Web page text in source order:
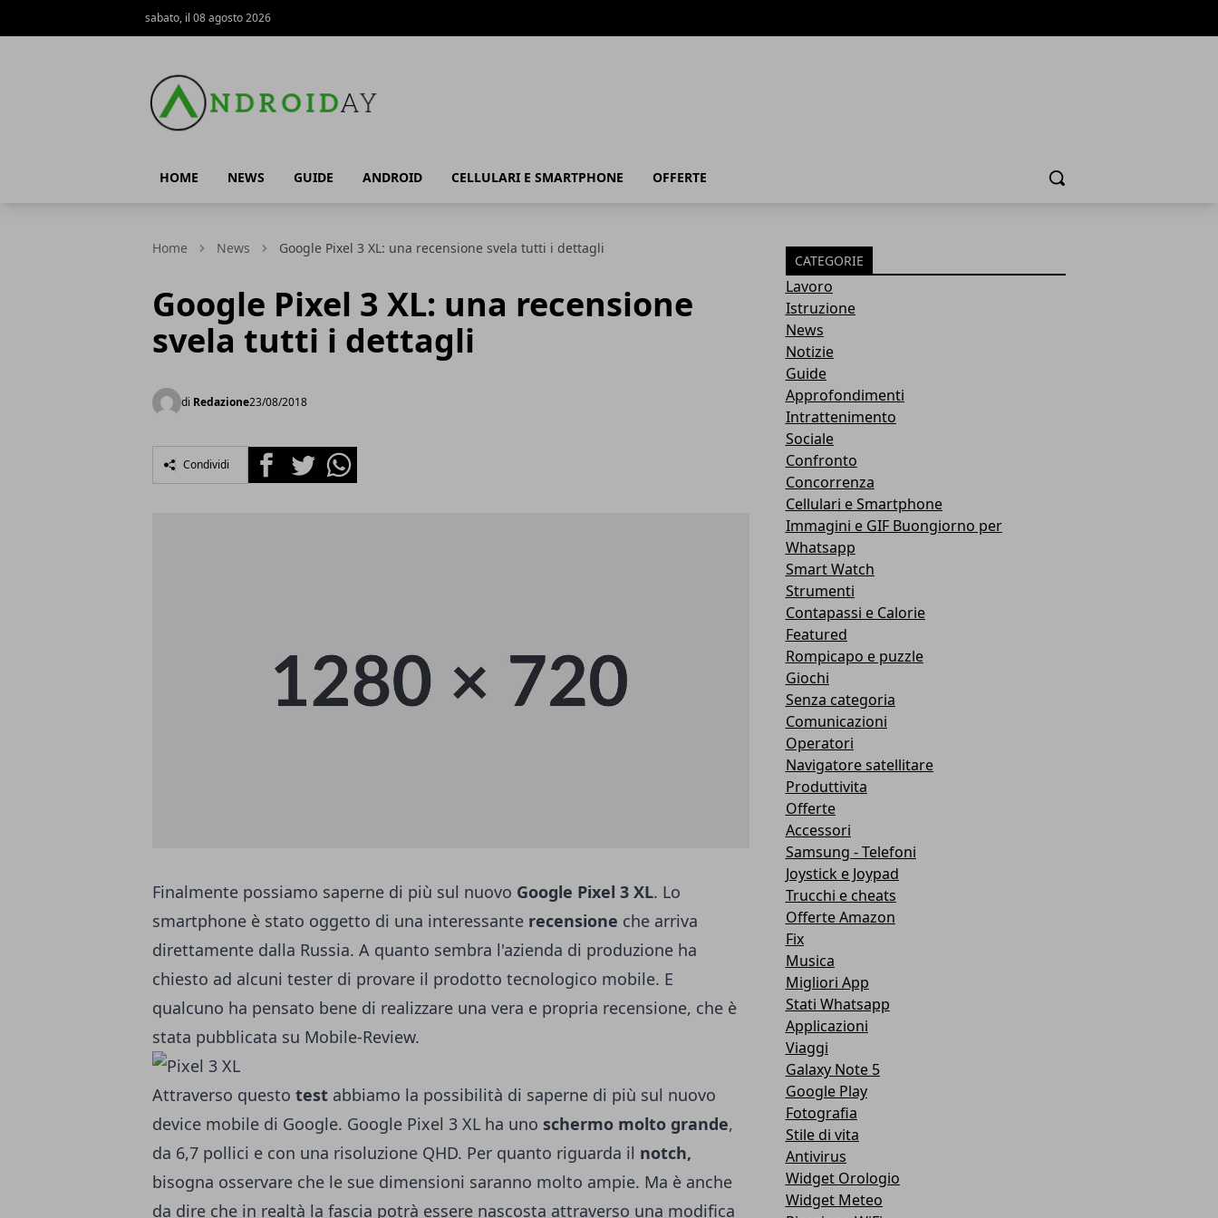
sabato, il 08 agosto 2026
HOME NEWS GUIDE ANDROID CELLULARI E SMARTPHONE OFFERTE Cerca
Home News Google Pixel 3 XL: una recensione svela tutti i dettagli
Google Pixel 3 XL: una recensione
svela tutti i dettagli
di Redazione23/08/2018
Condividi FacebookTwitterWhatsapp
Finalmente possiamo saperne di più sul nuovo Google Pixel 3 XL. Lo
smartphone è stato oggetto di una interessante recensione che arriva
direttamente dalla Russia. A quanto sembra l'azienda di produzione ha
chiesto ad alcuni tester di provare il prodotto tecnologico mobile. E
qualcuno ha pensato bene di realizzare una vera e propria recensione, che è
stata pubblicata su Mobile-Review.
Attraverso questo test abbiamo la possibilità di saperne di più sul nuovo
device mobile di Google. Google Pixel 3 XL ha uno schermo molto grande,
da 6,7 pollici e con una risoluzione QHD. Per quanto riguarda il notch,
bisogna osservare che le sue dimensioni saranno molto ampie. Ma è anche
da dire che in realtà la fascia potrà essere nascosta attraverso una modifica
CATEGORIE
Lavoro
Istruzione
News
Notizie
Guide
Approfondimenti
Intrattenimento
Sociale
Confronto
Concorrenza
Cellulari e Smartphone
Immagini e GIF Buongiorno per
Whatsapp
Smart Watch
Strumenti
Contapassi e Calorie
Featured
Rompicapo e puzzle
Giochi
Senza categoria
Comunicazioni
Operatori
Navigatore satellitare
Produttivita
Offerte
Accessori
Samsung - Telefoni
Joystick e Joypad
Trucchi e cheats
Offerte Amazon
Fix
Musica
Migliori App
Stati Whatsapp
Applicazioni
Viaggi
Galaxy Note 5
Google Play
Fotografia
Stile di vita
Antivirus
Widget Orologio
Widget Meteo